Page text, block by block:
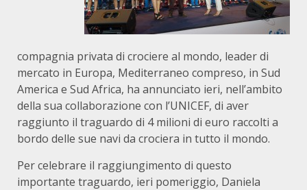
compagnia privata di crociere al mondo, leader di
mercato in Europa, Mediterraneo compreso, in Sud
America e Sud Africa, ha annunciato ieri, nell’ambito
della sua collaborazione con l’UNICEF, di aver
raggiunto il traguardo di 4 milioni di euro raccolti a
bordo delle sue navi da crociera in tutto il mondo.
Per celebrare il raggiungimento di questo
importante traguardo, ieri pomeriggio, Daniela